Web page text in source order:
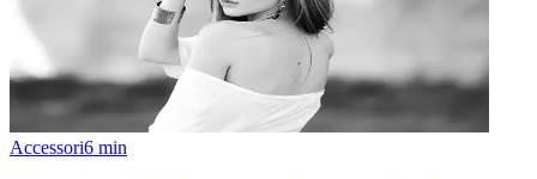
Accessori6 min